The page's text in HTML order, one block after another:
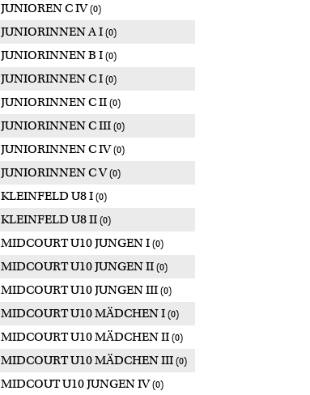
JUNIOREN C IV(0)
JUNIORINNEN A I (0)
JUNIORINNEN B I (0)
JUNIORINNEN C I (0)
JUNIORINNEN C II (0)
JUNIORINNEN C III (0)
JUNIORINNEN C IV(0)
JUNIORINNEN C V(0)
KLEINFELD U8 I (0)
KLEINFELD U8 II (0)
MIDCOURT U10 JUNGEN I (0)
MIDCOURT U10 JUNGEN II (0)
MIDCOURT U10 JUNGEN III (0)
MIDCOURT U10 MÄDCHEN I (0)
MIDCOURT U10 MÄDCHEN II (0)
MIDCOURT U10 MÄDCHEN III (0)
MIDCOUT U10 JUNGEN IV(0)